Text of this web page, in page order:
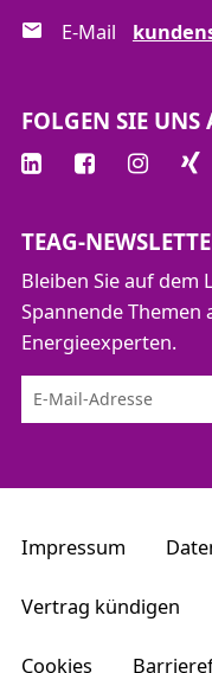
E-Mail
FOLGEN SIE UNS
TEAG-
Bleiben Sie auf dem
Spannende
Energieexperten.
Impressum
Vertrag kündigen
Cookies